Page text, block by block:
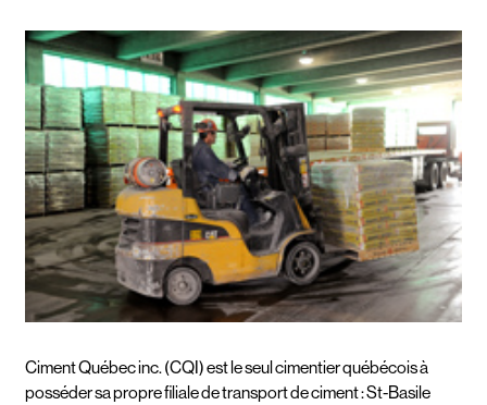
Ciment Québec inc. (CQI) est le seul cimentier québécois à
posséder sa propre filiale de transport de ciment : St-Basile